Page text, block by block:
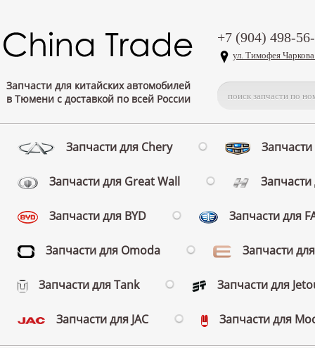
Запчасти для китайских автомобилей
в Тюмени с доставкой по всей России
+7 (904) 498-
ул. Тимофея
Запчасти для Chery
Запчасти для Great Wall
Запчасти для BYD Запчасти для
Запчасти для Omoda Запчасти
Запчасти для Tank Запчасти для
Запчасти для JAC Запчасти для